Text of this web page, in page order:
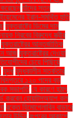
করেছেন যাঁদের স্তন
ইরান-সমর্থিত হুতি
যুক্তরাষ্ট্রে ডিমের দাম
নিরবের বিরুদ্ধে স্ত্রীর
যুক্তরাষ্ট্রের আন্তর্জাতিক
আজ যুক্তরাষ্ট্রের দেওয়া
চেয়ে পিছিয়ে
যুদ্ধ যুদ্ধকালীন সতর্কতার
১২০ পদের বড়
সভাপতি যে কারণে হঠাৎ
করবেন হোয়াটসঅ্যাপ কল
রক্তে হিমোগ্লোবিন বাড়াবে
উদ্দিন রংপুরের আকাশে